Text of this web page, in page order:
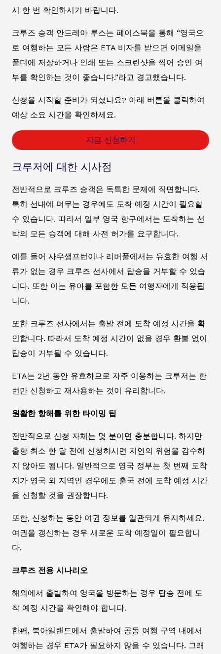
시 한 번 확인하시기 바랍니다.
크루즈 승객 안드레아 루스는 페이스북을 통해 “영국으
로 여행하는 모든 사람은 ETA 비자를 받으면 이메일을
폴더에 저장하거나 인쇄 또는 스크린샷을 찍어 승인 여
부를 확인하는 것이 좋습니다.”라고 경고했습니다.
신청을 시작할 준비가 되셨나요? 아래 버튼을 클릭하여
예상 소요 시간을 확인하세요.
지금 신청하기
크루저에 대한 시사점
전반적으로 크루즈 승객은 독특한 문제에 직면합니다.
특히 선내에 머무는 경우에도 도착 예정 시간이 필요할
수 있습니다. 따라서 일부 영국 항구에서는 도착하는 선
박의 모든 승객에 대해 사전 허가를 요구합니다.
예를 들어 사우샘프턴이나 리버풀에서는 유효한 여행 서
류가 없는 경우 크루즈 선사에서 탑승을 거부할 수 있습
니다. 또한 이는 유아를 포함한 모든 여행자에게 적용됩
니다.
또한 크루즈 선사에서는 출발 전에 도착 예정 시간을 확
인합니다. 따라서 도착 예정 시간이 없을 경우 환불 없이
탑승이 거부될 수 있습니다.
ETA는 2년 동안 유효하므로 자주 이용하는 크루저는 한
번만 신청하고 재사용하는 것이 유리합니다.
원활한 항해를 위한 타이밍 팁
전반적으로 신청 자체는 몇 분이면 충분합니다. 하지만
출항 최소 한 달 전에 신청하시면 지연의 위험을 감수하
지 않아도 됩니다. 일반적으로 영국 정부는 첫 번째 도착
지가 영국 외 지역인 경우에도 출국 전에 도착 예정 시간
을 신청할 것을 권장합니다.
또한, 신청하는 동안 여권 정보를 일관되게 유지하세요.
여권을 갱신하는 경우 새로운 도착 예정일이 필요합니
다.
크루즈 전용 시나리오
해외에서 출발하여 영국을 방문하는 경우 탑승 전에 도
착 예정 시간을 확인해야 합니다.
한편, 북아일랜드에서 출발하여 공동 여행 구역 내에서
여행하는 경우 ETA가 필요하지 않을 수 있습니다. 그래